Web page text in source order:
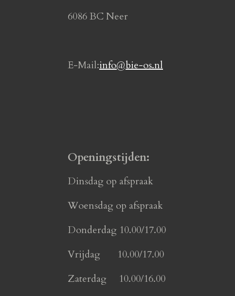
k
a
6086 BC Neer
E-Mail:info@bie-os.nl
Openingstijden:
Dinsdag op afspraak
Woensdag op afspraak
Donderdag 10.00/17.00
Vrijdag 10.00/17.00
Zaterdag 10.00/16.00